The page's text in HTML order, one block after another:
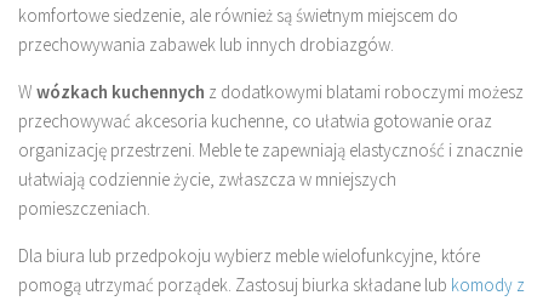
komfortowe siedzenie, ale również są świetnym miejscem do
przechowywania zabawek lub innych drobiazgów.
W wózkach kuchennych z dodatkowymi blatami roboczymi możesz
przechowywać akcesoria kuchenne, co ułatwia gotowanie oraz
organizację przestrzeni. Meble te zapewniają elastyczność i znacznie
ułatwiają codziennie życie, zwłaszcza w mniejszych
pomieszczeniach.
Dla biura lub przedpokoju wybierz meble wielofunkcyjne, które
pomogą utrzymać porządek. Zastosuj biurka składane lub komody z